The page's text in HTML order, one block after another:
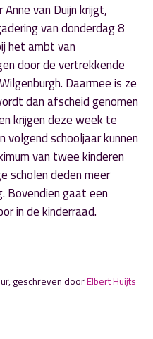
van Duijn krijgt,
van donderdag 8
het ambt van
door de vertrekkende
Daarmee is ze
dan afscheid genomen
krijgen deze week te
volgend schooljaar kunnen
van twee kinderen
scholen deden meer
Bovendien gaat een
in de kinderraad.
geschreven doorElbert Huijts